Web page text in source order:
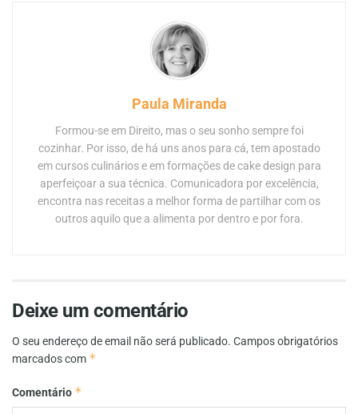
Paula Miranda
Formou-se em Direito, mas o seu sonho sempre foi
cozinhar. Por isso, de há uns anos para cá, tem apostado
em cursos culinários e em formações de cake design para
aperfeiçoar a sua técnica. Comunicadora por excelência,
encontra nas receitas a melhor forma de partilhar com os
outros aquilo que a alimenta por dentro e por fora.
Deixe um comentário
O seu endereço de email não será publicado. Campos obrigatórios
marcados com *
Comentário *